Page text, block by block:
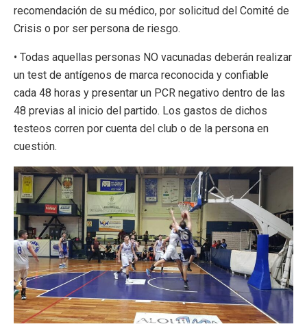
recomendación de su médico, por solicitud del Comité de
Crisis o por ser persona de riesgo.
• Todas aquellas personas NO vacunadas deberán realizar
un test de antígenos de marca reconocida y confiable
cada 48 horas y presentar un PCR negativo dentro de las
48 previas al inicio del partido. Los gastos de dichos
testeos corren por cuenta del club o de la persona en
cuestión.